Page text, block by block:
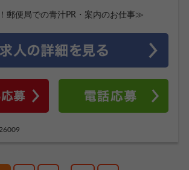
郵便局での青汁PR・案内のお仕事≫